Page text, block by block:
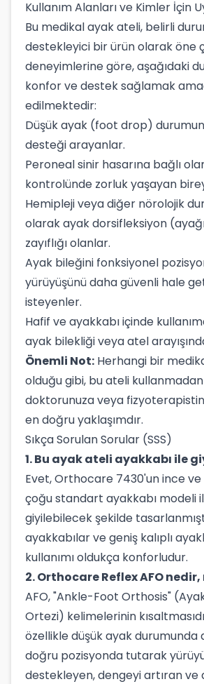
Kullanım Alanları ve Kimler İçin
Bu medikal ayak ateli, belirli
destekleyici bir ürün olarak öne
deneyimlerine göre, aşağıdaki
konfor ve destek sağlamak
edilmektedir:
Düşük ayak (foot drop)
desteği arayanlar.
Peroneal sinir hasarına bağlı
kontrolünde zorluk yaşayan
Hemipleji veya diğer nörolojik
olarak ayak dorsifleksiyon
zayıflığı olanlar.
Ayak bileğini fonksiyonel
yürüyüşünü daha güvenli hale
isteyenler.
Hafif ve ayakkabı içinde
ayak bilekliği veya atel
Önemli Not: Herhangi bir
olduğu gibi, bu ateli
doktorunuza veya
en doğru yaklaşımdır.
Sıkça Sorulan Sorular (SSS)
1. Bu ayak ateli ayakkabı ile
Evet, Orthocare 7430'un ince ve
çoğu standart ayakkabı modeli
giyilebilecek şekilde
ayakkabılar ve geniş kalıplı
kullanımı oldukça konforludur.
2. Orthocare Reflex AFO
AFO, "Ankle-Foot Orthosis"
Ortezi) kelimelerinin
özellikle düşük ayak durumunda
doğru pozisyonda tutarak
destekleyen, dengeyi artıran ve